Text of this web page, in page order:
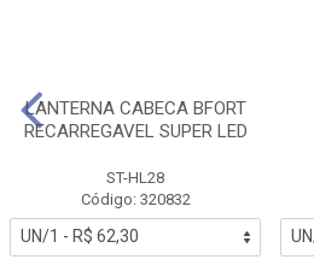
LANTERNA CABECA BFORT
RECARREGAVEL SUPER LED
ST-HL28
Código: 320832